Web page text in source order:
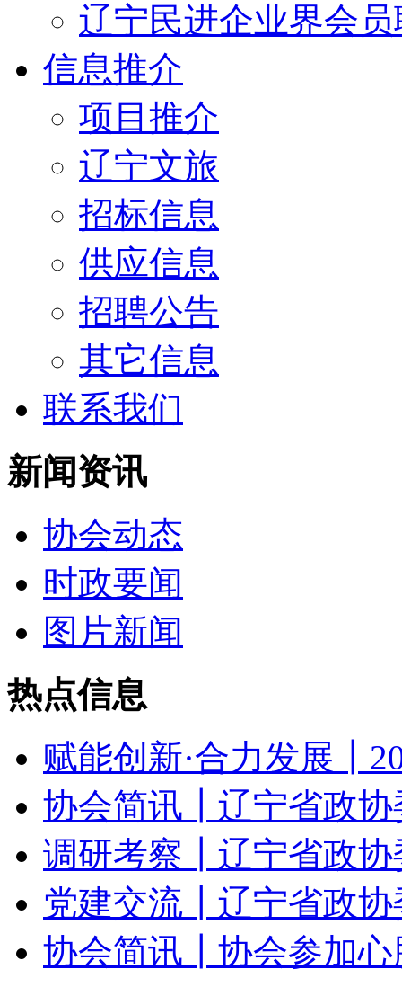
辽宁民进企业界会
信息推介
项目推介
辽宁文旅
招标信息
供应信息
招聘公告
其它信息
联系我们
新闻资讯
协会动态
时政要闻
图片新闻
热点信息
赋能创新·合力发展
协会简讯┃辽宁省政协
调研考察┃辽宁省政协
党建交流┃辽宁省政协
协会简讯┃协会参加心